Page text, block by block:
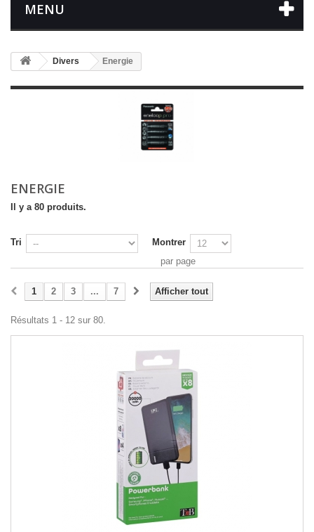
MENU
Divers Energie
ENERGIE
Il y a 80 produits.
Tri
Montrer
par page
Afficher tout
1 2 3 ... 7
Résultats 1 - 12 sur 80.